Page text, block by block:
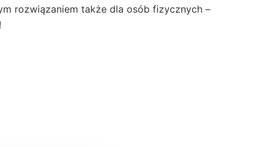
rozwiązaniem także dla osób fizycznych –